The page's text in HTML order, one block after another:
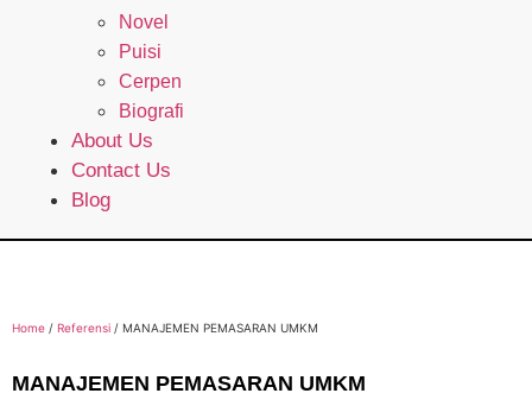
Novel
Puisi
Cerpen
Biografi
About Us
Contact Us
Blog
Home / Referensi / MANAJEMEN PEMASARAN UMKM
MANAJEMEN PEMASARAN UMKM